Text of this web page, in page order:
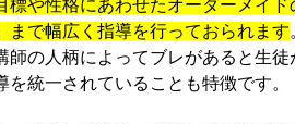
標や性格にあわせたオーダーメイ
まで幅広く指導を行っておられます
師の人柄によってブレがあると生
統一されていることも特徴です。